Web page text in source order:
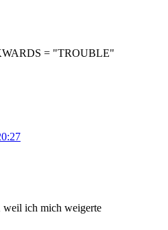
= "TROUBLE"
weil ich mich weigerte